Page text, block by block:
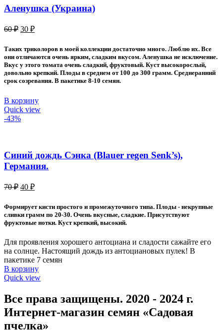
Аленушка (Украина)
60₽ Первоначальная
60 ₽.
30 ₽Текущая
30 ₽.
Таких триколоров в моей коллекции достаточно много. Люблю их. Все
они отличаются очень ярким, сладким вкусом. Аленушка не исключение.
Вкус у этого томата очень сладкий, фруктовый. Куст высокорослый,
довольно крепкий. Плоды в среднем от 100 до 300 грамм. Среднеранний
срок созревания. В пакетике 8-10 семян.
В корзину
Quick view
-43%
Синий дождь Сэнка (Blauer regen Senk’s),
Германия.
70₽ Первоначальная
70 ₽.
40 ₽Текущая
40 ₽.
Формирует кисти простого и промежуточного типа. Плоды - некрупные
сливки грамм по 20-30. Очень вкусные, сладкие. Присутствуют
фруктовые нотки. Куст крепкий, высокий.
Для проявления хорошего антоциана и сладости сажайте его
на солнце. Настоящий дождь из антоциановых пулек! В
пакетике 7 семян
В корзину
Quick view
Все права защищены. 2020 - 2024 г.
Интернет-магазин семян «Садовая
пчелка»